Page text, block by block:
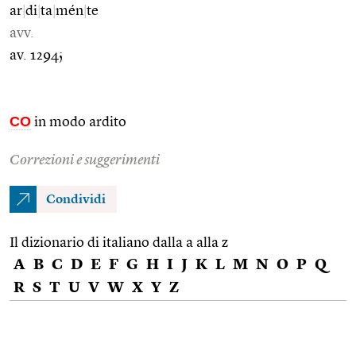
ar di ta mén te
avv.
av. 1294;
CO in modo ardito
Correzioni e suggerimenti
Condividi
Il dizionario di italiano dalla a alla z
A B C D E F G H I J K L M N O P Q
R S T U V W X Y Z